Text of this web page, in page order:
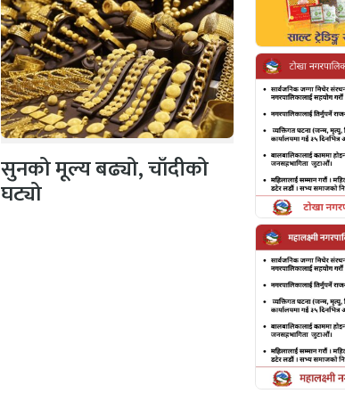
सुनको मूल्य बढ्यो, चाँदीको
घट्यो